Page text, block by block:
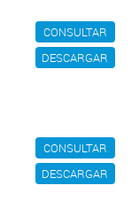
CONSULTAR
DESCARGAR
CONSULTAR
DESCARGAR